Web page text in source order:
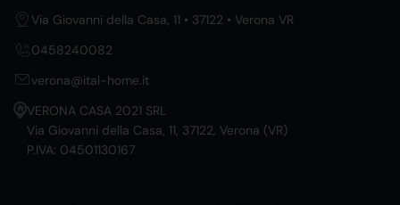
Via Giovanni della Casa, 11 • 37122 • Verona VR
0458240082
verona@ital-home.it
VERONA CASA 2021 SRL
Via Giovanni della Casa, 11, 37122, Verona (VR)
P.IVA: 04501130167